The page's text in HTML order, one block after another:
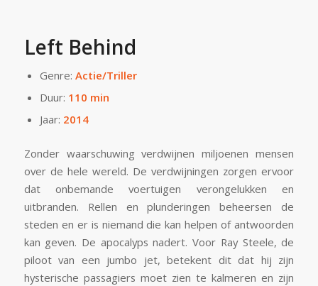
Left Behind
Genre: Actie/Triller
Duur: 110 min
Jaar: 2014
Zonder waarschuwing verdwijnen miljoenen mensen
over de hele wereld. De verdwijningen zorgen ervoor
dat onbemande voertuigen verongelukken en
uitbranden. Rellen en plunderingen beheersen de
steden en er is niemand die kan helpen of antwoorden
kan geven. De apocalyps nadert. Voor Ray Steele, de
piloot van een jumbo jet, betekent dit dat hij zijn
hysterische passagiers moet zien te kalmeren en zijn